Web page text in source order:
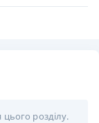
цього розділу.